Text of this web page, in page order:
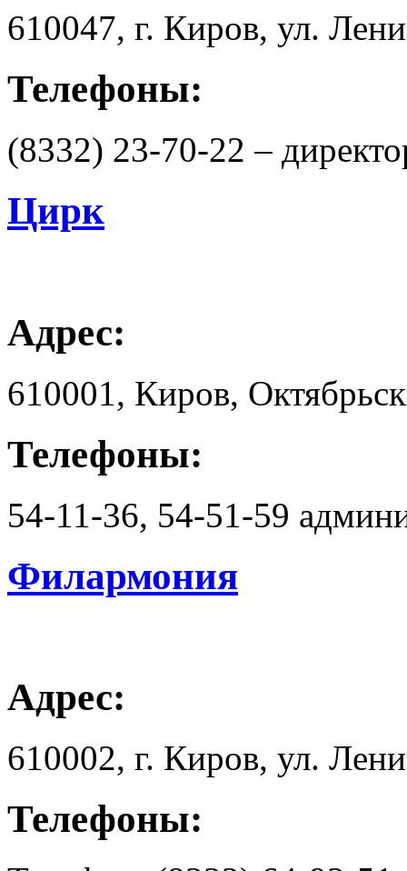
610047, г. Киров, ул.
Телефоны:
(8332) 23-70-22 –
Цирк
Адрес:
610001, Киров,
Телефоны:
54-11-36, 54-51-59
Филармония
Адрес:
610002, г. Киров, ул.
Телефоны: